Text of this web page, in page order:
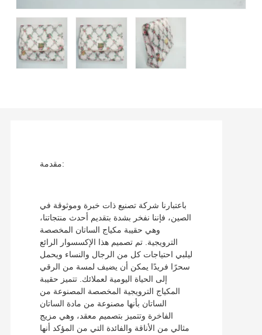
مقدمة:
باعتبارنا شركة تصنيع ذات خبرة وموثوقة في
الصين، فإننا نفخر بشدة بتقديم أحدث منتجاتنا،
وهي حقيبة مكياج الساتان المخصصة
الترويجية. تم تصميم هذا الإكسسوار الرائع
ليلبي احتياجات كل من الرجال والنساء ويحمل
سحرًا فريدًا يمكن أن يضيف لمسة من الرقي
إلى الحياة اليومية لعملائك. تتميز حقيبة
المكياج الترويجية المخصصة المصنوعة من
الساتان بأنها مصنوعة من مادة الساتان
الفاخرة وتتميز بتصميم معقد، وهي مزيج
مثالي من الأناقة والفائدة التي من المؤكد أنها